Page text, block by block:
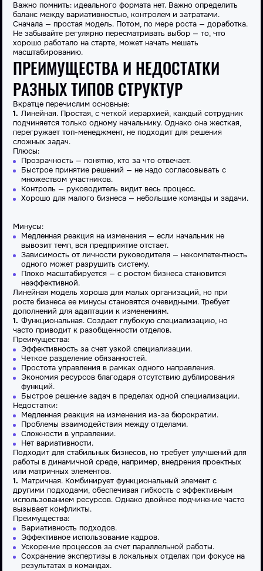
Важно помнить: идеального формата нет. Важно определить
баланс между вариативностью, контролем и затратами.
Сначала — простая модель. Потом, по мере роста — доработка.
Не забывайте регулярно пересматривать выбор — то, что
хорошо работало на старте, может начать мешать
масштабированию.
ПРЕИМУЩЕСТВА И НЕДОСТАТКИ
РАЗНЫХ ТИПОВ СТРУКТУР
Вкратце перечислим основные:
Линейная. Простая, с четкой иерархией, каждый сотрудник
подчиняется только одному начальнику. Однако она жесткая,
перегружает топ-менеджмент, не подходит для решения
сложных задач.
Плюсы:
Прозрачность — понятно, кто за что отвечает.
Быстрое принятие решений — не надо согласовывать с
множеством участников.
Контроль — руководитель видит весь процесс.
Хорошо для малого бизнеса — небольшие команды и задачи.
Минусы:
Медленная реакция на изменения — если начальник не
вывозит темп, вся предприятие отстает.
Зависимость от личности руководителя — некомпетентность
одного может разрушить систему.
Плохо масштабируется — с ростом бизнеса становится
неэффективной.
Линейная модель хороша для малых организаций, но при
росте бизнеса ее минусы становятся очевидными. Требует
дополнений для адаптации к изменениям.
Функциональная. Создает глубокую специализацию, но
часто приводит к разобщенности отделов.
Преимущества:
Эффективность за счет узкой специализации.
Четкое разделение обязанностей.
Простотауправления в рамках одного направления.
Экономия ресурсов благодаря отсутствию дублирования
функций.
Быстрое решение задач в пределах одной специализации.
Недостатки:
Медленная реакция на изменения из-за бюрократии.
Проблемы взаимодействия между отделами.
Сложности вуправлении.
Нет вариативности.
Подходит для стабильных бизнесов, но требует улучшений для
работы в динамичной среде, например, внедрения проектных
или матричных элементов.
Матричная. Комбинируетфункциональныйэлемент с
другими подходами, обеспечивая гибкость с эффективным
использованием ресурсов. Однако двойное подчинение часто
вызывает конфликты.
Преимущества:
Вариативность подходов.
Эффективное использование кадров.
Ускорение процессов за счет параллельной работы.
Сохранение экспертизы в локальных отделах при фокусе на
результатах в командах.